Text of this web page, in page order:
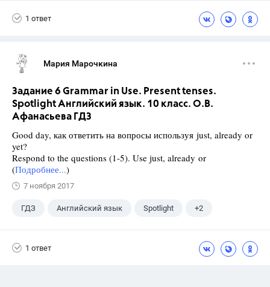
1 ответ
Мария Марочкина
Задание 6 Grammar in Use. Present tenses.
Spotlight Английский язык. 10 класс. О.В.
Афанасьева ГДЗ
Good day, как ответить на вопросы используя just, already or
yet?
Respond to the questions (1-5). Use just, already or
(Подробнее...)
7 ноября 2017
ГДЗ Английский язык Spotlight +2
1 ответ